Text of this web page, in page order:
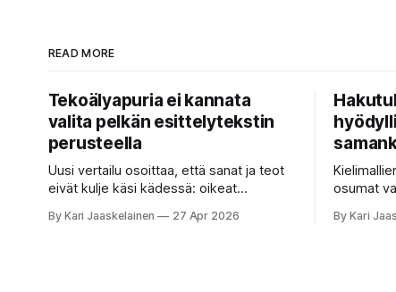
READ MORE
Tekoälyapuria ei kannata
valita pelkän esittelytekstin
perusteella
Uusi vertailu osoittaa, että sanat ja teot
eivät kulje käsi kädessä: oikeat
kun etsitään sopivaa tekoälyapuria
By Kari Jaaskelainen 27 Apr 2026
osumat
By Kari